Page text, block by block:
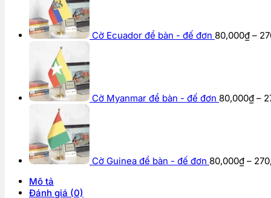
Cờ Ecuador để bàn - đế đơn 80,000₫ –
Cờ Myanmar để bàn - đế đơn 80,000₫ –
Cờ Guinea để bàn - đế đơn 80,000₫ –
Mô tả
Đánh giá (0)